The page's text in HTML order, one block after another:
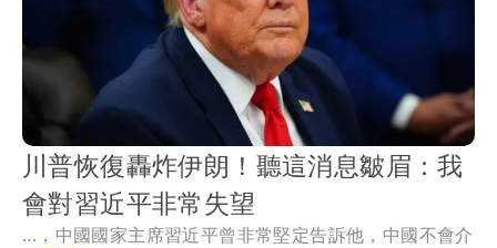
川普恢復轟炸伊朗！聽這消息皺眉：我
會對習近平非常失望
...，中國國家主席習近平曾非常堅定告訴他，中國不會介